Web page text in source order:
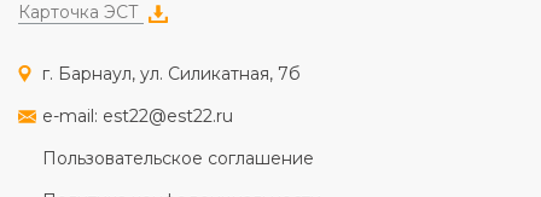
Карточка ЭСТ
г. Барнаул, ул. Силикатная, 7б
e-mail: est22@est22.ru
Пользовательское соглашение